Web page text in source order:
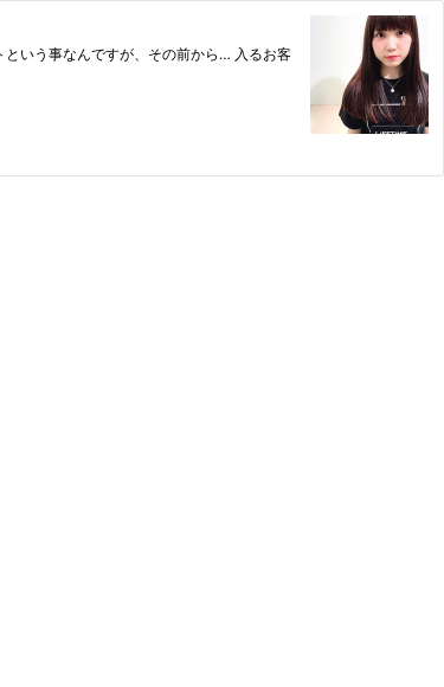
いう事なんですが、その前から… 入るお客